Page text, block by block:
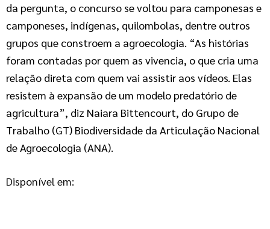
da pergunta, o concurso se voltou para camponesas e
camponeses, indígenas, quilombolas, dentre outros
grupos que constroem a agroecologia. “As histórias
foram contadas por quem as vivencia, o que cria uma
relação direta com quem vai assistir aos vídeos. Elas
resistem à expansão de um modelo predatório de
agricultura”, diz Naiara Bittencourt, do Grupo de
Trabalho (GT) Biodiversidade da Articulação Nacional
de Agroecologia (ANA).
Disponível em: